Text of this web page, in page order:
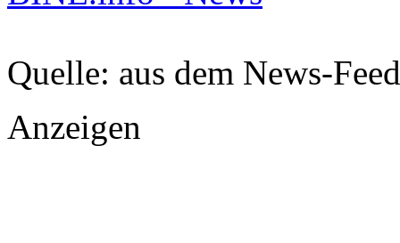
Quelle: aus dem News-
Anzeigen